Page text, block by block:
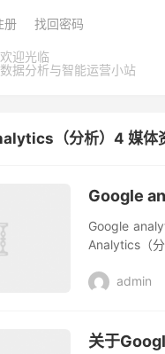
欢迎光临
数据分析与智能运营小站
册 找回密码
（分析）4 媒体
Google
Google
Analytics（
admin
关于